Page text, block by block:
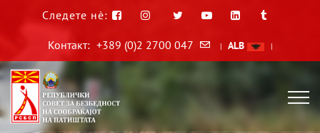
Следете нè:
Контакт: +389 (0)2 2700 047 | ALB |